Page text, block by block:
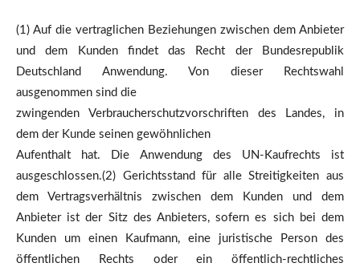
(1) Auf die vertraglichen Beziehungen zwischen dem Anbieter
und dem Kunden findet das Recht der Bundesrepublik
Deutschland Anwendung. Von dieser Rechtswahl
ausgenommen sind die
zwingenden Verbraucherschutzvorschriften des Landes, in
dem der Kunde seinen gewöhnlichen
Aufenthalt hat. Die Anwendung des UN-Kaufrechts ist
ausgeschlossen.(2) Gerichtsstand für alle Streitigkeiten aus
dem Vertragsverhältnis zwischen dem Kunden und dem
Anbieter ist der Sitz des Anbieters, sofern es sich bei dem
Kunden um einen Kaufmann, eine juristische Person des
öffentlichen Rechts oder ein öffentlich-rechtliches